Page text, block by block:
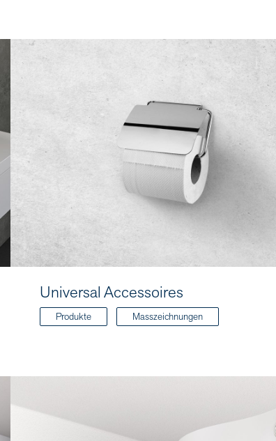
Universal Accessoires
Produkte Masszeichnungen